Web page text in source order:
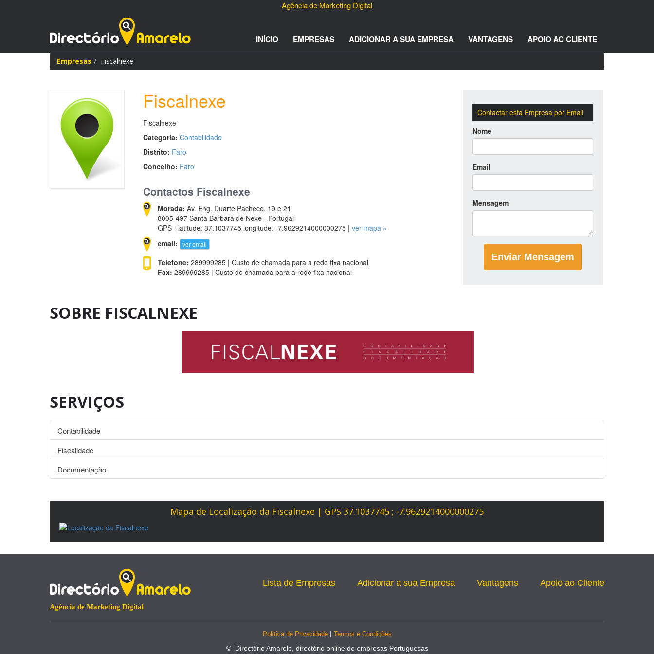
Agência de Marketing Digital
INÍCIO EMPRESAS ADICIONAR A SUA EMPRESA VANTAGENS APOIO AO CLIENTE
Empresas Fiscalnexe
Fiscalnexe
Fiscalnexe
Categoria: Contabilidade
Distrito: Faro
Concelho: Faro
Contactos Fiscalnexe
Morada: Av. Eng. Duarte Pacheco, 19 e 21
8005-497 Santa Barbara de Nexe - Portugal
GPS - latitude: 37.1037745 longitude: -7.9629214000000275 | ver mapa »
email:
ver email
Telefone: 289999285 | Custo de chamada para a rede fixa nacional
Fax: 289999285 | Custo de chamada para a rede fixa nacional
Contactar esta Empresa por Email
Nome
Email
Mensagem
Enviar Mensagem
SOBRE FISCALNEXE
SERVIÇOS
Contabilidade
Fiscalidade
Documentação
Mapa de Localização da Fiscalnexe | GPS 37.1037745 ; -7.9629214000000275
Agência de Marketing Digital
Lista de Empresas Adicionar a sua Empresa Vantagens Apoio ao Cliente
Política de Privacidade| Termos e Condições
© Directório Amarelo, directório online de empresas Portuguesas